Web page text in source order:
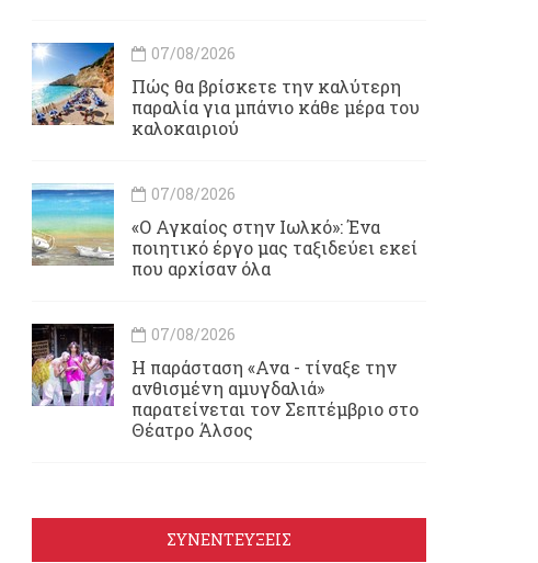
07/08/2026
Πώς θα βρίσκετε την καλύτερη
παραλία για μπάνιο κάθε μέρα του
καλοκαιριού
07/08/2026
«Ο Αγκαίος στην Ιωλκό»: Ένα
ποιητικό έργο μας ταξιδεύει εκεί
που αρχίσαν όλα
07/08/2026
Η παράσταση «Ανα - τίναξε την
ανθισμένη αμυγδαλιά»
παρατείνεται τον Σεπτέμβριο στο
Θέατρο Άλσος
ΣΥΝΕΝΤΕΥΞΕΙΣ